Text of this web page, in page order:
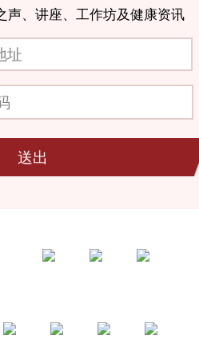
声、讲座、工作坊及健康资讯
送出